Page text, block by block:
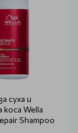
суха и
Wella
Shampoo